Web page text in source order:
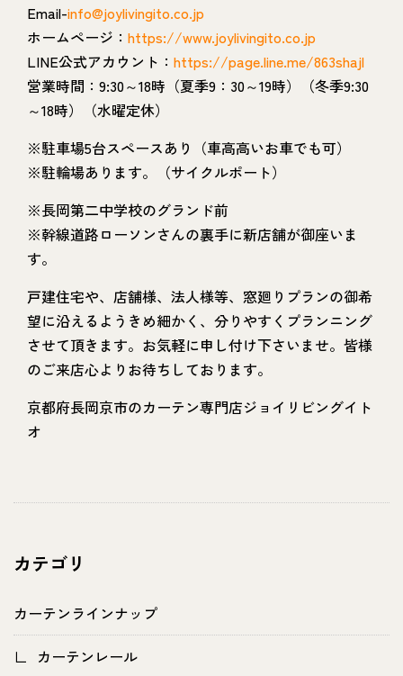
カテゴリ
カーテンラインナップ
カーテンレール
Email-info@joylivingito.co.jp
ホームページ： https://www.joylivingito.co.jp
LINE公式アカウント： https://page.line.me/863shajl
営業時間：9:30～18時（夏季9：30～19時）（冬季9:30
～18時）（水曜定休）
※駐車場5台スペースあり（車高高いお車でも可）
※駐輪場あります。（サイクルポート）
※長岡第二中学校のグランド前
※幹線道路ローソンさんの裏手に新店舗が御座いま
す。
戸建住宅や、店舗様、法人様等、窓廻りプランの御希
望に沿えるようきめ細かく、分りやすくプランニング
させて頂きます。お気軽に申し付け下さいませ。皆様
のご来店心よりお待ちしております。
京都府長岡京市のカーテン専門店ジョイリビングイト
オ